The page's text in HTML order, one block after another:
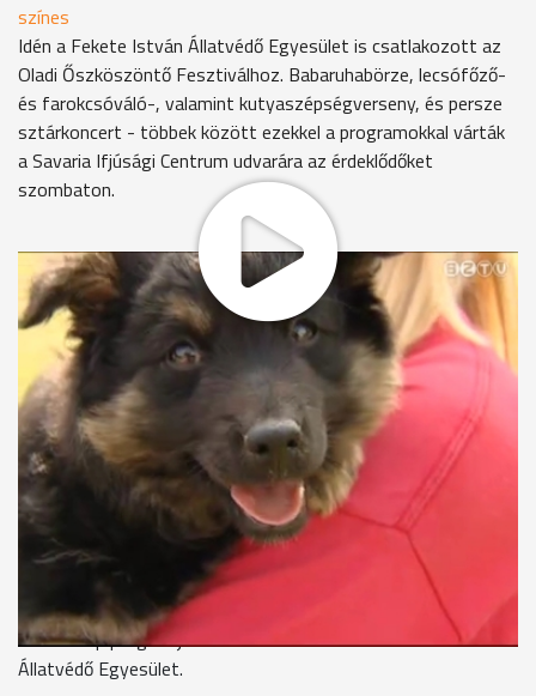
színes
Idén a Fekete István Állatvédő Egyesület is csatlakozott az
Oladi Őszköszöntő Fesztiválhoz. Babaruhabörze, lecsófőző-
és farokcsóváló-, valamint kutyaszépségverseny, és persze
sztárkoncert - többek között ezekkel a programokkal várták
a Savaria Ifjúsági Centrum udvarára az érdeklődőket
szombaton.
Tánctanítás és bemutató, sport a babáknak és a papáknak,
íjászat és számtalan egyéb program várta a városrész lakóit,
a családokat az Oladi Őszköszöntő Fesztiválra.
Fazekas Gábor intézményegység-vezető, Oladi ÁMK,
Savaria Ifjúság Centrum
Igyekeztünk úgy összeállítani a programokat, hogy
megszólítsunk mindenkit. Reggel babaruhabörzével,
babaúszással indultunk, este Vastag Csaba koncert. Tehát a
babáktól a nyugdíjas korosztályig.
Idén a házi kedvenceket sem kellett otthon hagyniuk a
rendezvényre érkezőknek. Aki pedig nem hozta, az vihetett. A
családi nap programjaihoz csatlakozott a Fekete István
Állatvédő Egyesület.